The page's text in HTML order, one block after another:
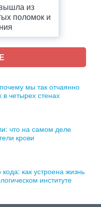
из
поломок и
мы так отчаянно
четырех стенах
что на самом деле
крови
как устроена жизнь
институте